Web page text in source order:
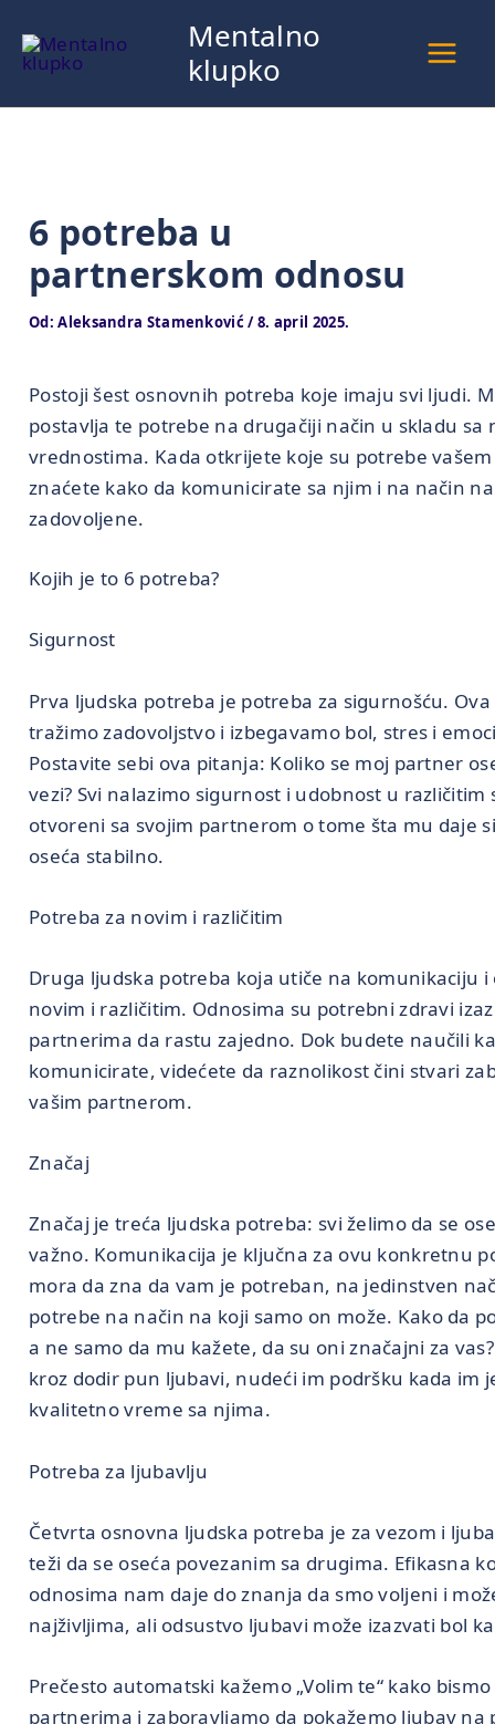
na
sadržaj
Mentalno
klupko
6 potreba u
partnerskom odnosu
Od: Aleksandra Stamenković/8. april 2025.
Postoji šest osnovnih potreba koje imaju svi ljudi.
postavlja te potrebe na drugačiji način u skladu sa
vrednostima. Kada otkrijete koje su potrebe
znaćete kako da komunicirate sa njim i na način
zadovoljene.
Kojih je to 6 potreba?
Sigurnost
Prva ljudska potreba je potreba za sigurnošću.
tražimo zadovoljstvo i izbegavamo bol, stres i
Postavite sebi ova pitanja: Koliko se moj partner
vezi? Svi nalazimo sigurnost i udobnost u
otvoreni sa svojim partnerom o tome šta mu daje
oseća stabilno.
Potreba za novim i različitim
Druga ljudska potreba koja utiče na komunikaciju i
novim i različitim. Odnosima su potrebni zdravi
partnerima da rastu zajedno. Dok budete naučili
komunicirate, videćete da raznolikost čini stvari
vašim partnerom.
Značaj
Značaj je treća ljudska potreba: svi želimo da se
važno. Komunikacija je ključna za ovu konkretnu
mora da zna da vam je potreban, na jedinstven
potrebe na način na koji samo on može. Kako da
a ne samo da mu kažete, da su oni značajni za
kroz dodir pun ljubavi, nudeći im podršku kada im
kvalitetno vreme sa njima.
Potreba za ljubavlju
Četvrta osnovna ljudska potreba je za vezom i
teži da se oseća povezanim sa drugima. Efikasna
odnosima nam daje do znanja da smo voljeni i
najživljima, ali odsustvo ljubavi može izazvati bol
Prečesto automatski kažemo „Volim te“ kako
partnerima i zaboravljamo da pokažemo ljubav na